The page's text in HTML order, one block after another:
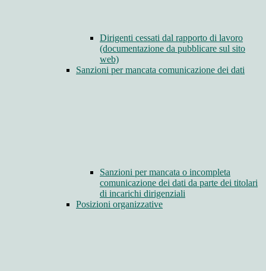
Dirigenti cessati dal rapporto di lavoro
(documentazione da pubblicare sul sito
web)
Sanzioni per mancata comunicazione dei dati
Sanzioni per mancata o incompleta
comunicazione dei dati da parte dei titolari
di incarichi dirigenziali
Posizioni organizzative